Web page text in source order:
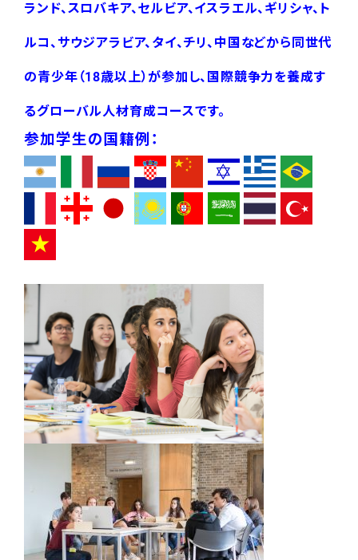
ランド、スロバキア、セルビア、イスラエル、ギリシャ、ト
ルコ、サウジアラビア、タイ、チリ、中国などから同世代
の青少年（18歳以上）が参加し、国際競争力を養成す
るグローバル人材育成コースです。
参加学生の国籍例：